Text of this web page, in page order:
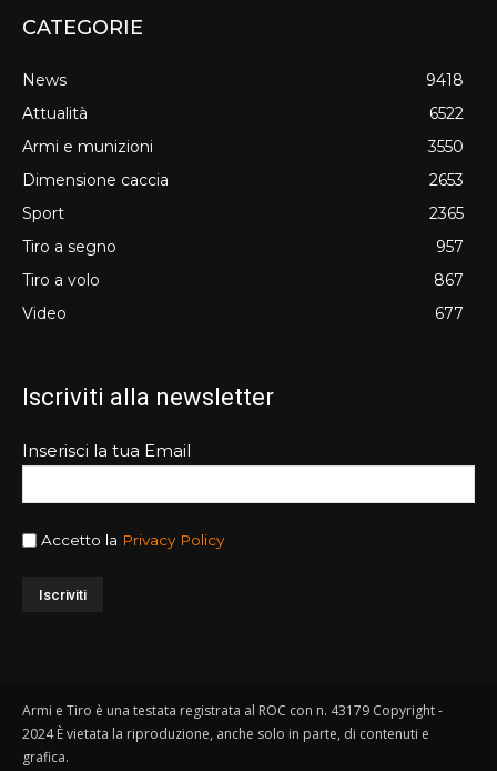
CATEGORIE
News
9418
Attualità
6522
Armi e munizioni
3550
Dimensione caccia
2653
Sport
2365
Tiro a segno
957
Tiro a volo
867
Video
677
Iscriviti alla newsletter
Inserisci la tua Email
Accetto la Privacy Policy
Armi e Tiro è una testata registrata al ROC con n. 43179 Copyright -
2024 È vietata la riproduzione, anche solo in parte, di contenuti e
grafica.